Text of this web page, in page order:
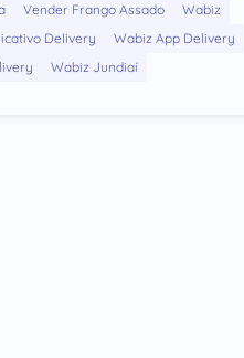
Vender Frango Assado
Wabiz
Delivery
Wabiz App Delivery
Wabiz Jundiaí